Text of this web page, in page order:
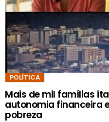
POLÍTICA
Mais de mil famílias
autonomia financeira
pobreza